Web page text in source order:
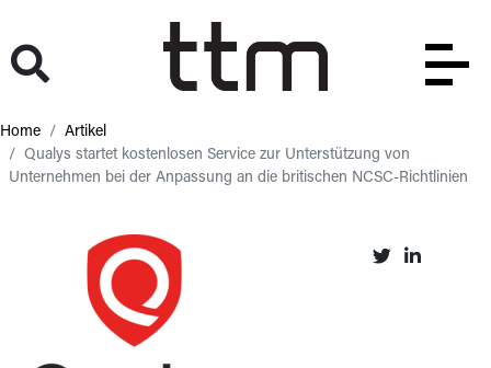
Home
Artikel
Qualys startet kostenlosen Service zur Unterstützung von
Unternehmen bei der Anpassung an die britischen NCSC-Richtlinien